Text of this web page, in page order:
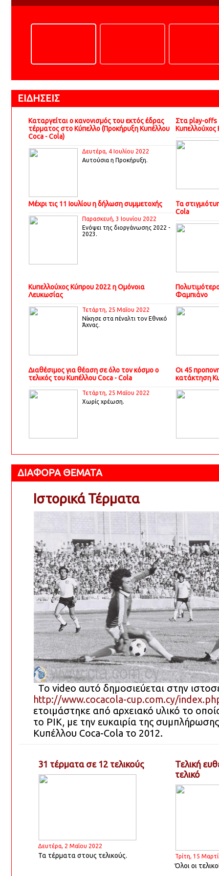
ΕΙΔΗΣΕΙΣ
Καταργείται ο κανονισμός του εκτός έδρας
τέρματος στο Κύπελλο (Προκήρυξη Κυπέλλου
Coca - Cola)
Δευτέρα, 4 Ιουλίου 2022
Αυτούσια η Προκήρυξη.
Στα play-offs
Κυπελλούχος
Μέχρι τις 11 Ιουλίου η δήλωση συμμετοχής
Παρασκευή, 3 Ιουνίου 2022
Ενόψει της διοργάνωσης 2022 -
2023.
Τα
Cola
Κυπελλούχος Κύπρου 2022 η Ομόνοια
Λευκωσίας
Τετάρτη, 25 Μαΐου 2022
Νίκησε στα πέναλτι τον Εθνικό
Άχνας.
Φαμπιάνο
Διαθέσιμος για θέαση σε όλο τον κόσμο ο
τελικός του Κυπέλλου Coca - Cola
Τετάρτη, 25 Μαΐου 2022
Χωρίς χρέωση.
Οι 45
κατάκτηση
ΔΙΑΦΟΡΑ ΘΕΜΑΤΑ
Ιστορικά Τέρματα
Το video αυτό δημοσιεύεται στην
http://www.cocacola-cup.com.cy/
ετοιμάστηκε από αρχειακό υλικό το
το ΡΙΚ, με την ευκαιρία της
Κυπέλλου Coca-Cola το 2012.
31 τέρματα σε 12 τελικούς
Δευτέρα, 2 Μαΐου 2022
Τα τέρματα στους τελικούς.
Τελική
τελικό
Τρίτη, 15
Όλοι οι
ΑΛΚΗ -